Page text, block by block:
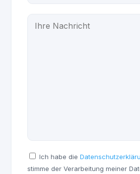
Ich habe die
stimme der Verarbeitung meiner